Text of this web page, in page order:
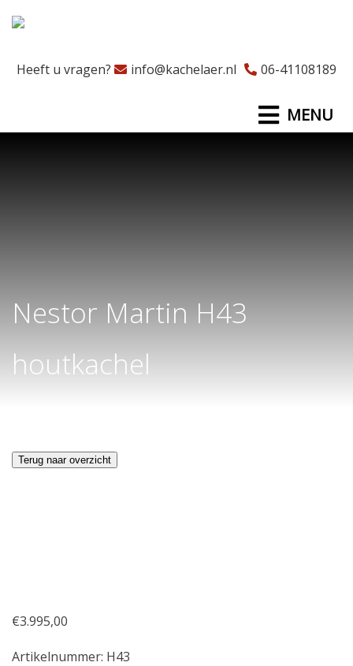
Heeft u vragen? info@kachelaer.nl 06-41108189
MENU
Nestor Martin H43
houtkachel
Terug naar overzicht
€3.995,00
Artikelnummer: H43